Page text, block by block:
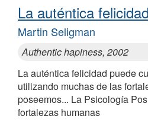
La auténtica felicidad
Martin Seligman
Authentic hapiness, 2002
La auténtica felicidad puede
utilizando muchas de las
poseemos... La Psicología
fortalezas humanas